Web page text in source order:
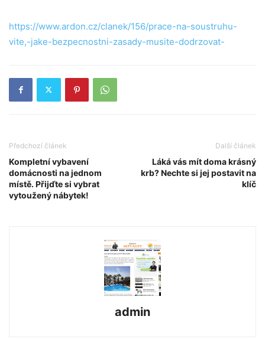
https://www.ardon.cz/clanek/156/prace-na-soustruhu-
vite,-jake-bezpecnostni-zasady-musite-dodrzovat-
Předchozí článek
Kompletní vybavení
domácnosti na jednom
místě. Přijďte si vybrat
vytoužený nábytek!
Další článek
Láká vás mít doma krásný
krb? Nechte si jej postavit na
klíč
admin